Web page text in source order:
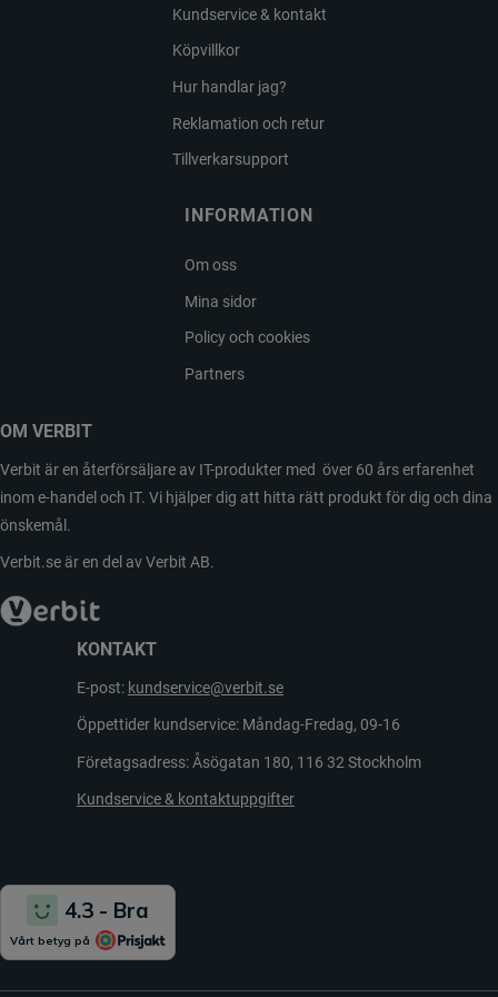
Kundservice & kontakt
Köpvillkor
Hur handlar jag?
Reklamation och retur
Tillverkarsupport
INFORMATION
Om oss
Mina sidor
Policy och cookies
Partners
OM VERBIT
Verbit är en återförsäljare av IT-produkter med över 60 års erfarenhet
inom e-handel och IT. Vi hjälper dig att hitta rätt produkt för dig och dina
önskemål.
Verbit.se är en del av Verbit AB.
KONTAKT
E-post: kundservice@verbit.se
Öppettider kundservice: Måndag-Fredag, 09-16
Företagsadress: Åsögatan 180, 116 32 Stockholm
Kundservice & kontaktuppgifter